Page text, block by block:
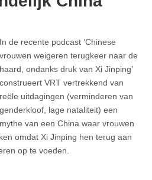
In de recente podcast ‘Chinese
vrouwen weigeren terugkeer naar de
haard, ondanks druk van Xi Jinping’
construeert VRT vertrekkend van
reële uitdagingen (verminderen van
genderkloof, lage nataliteit) een
mythe van een China waar vrouwen
omdat Xi Jinping hen terug aan
op te voeden.